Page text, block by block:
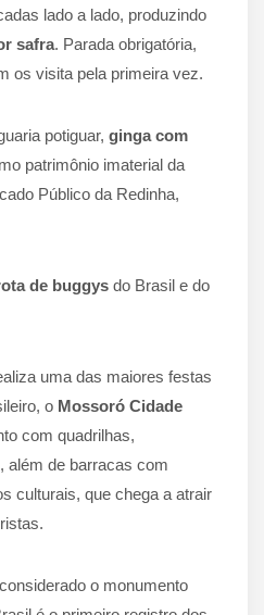
lado a lado, produzindo
safra. Parada obrigatória,
os visita pela primeira vez.
potiguar, ginga com
patrimônio imaterial da
Público da Redinha,
de buggys do Brasil e do
uma das maiores festas
o Mossoró Cidade
com quadrilhas,
além de barracas com
culturais, que chega a atrair
o monumento